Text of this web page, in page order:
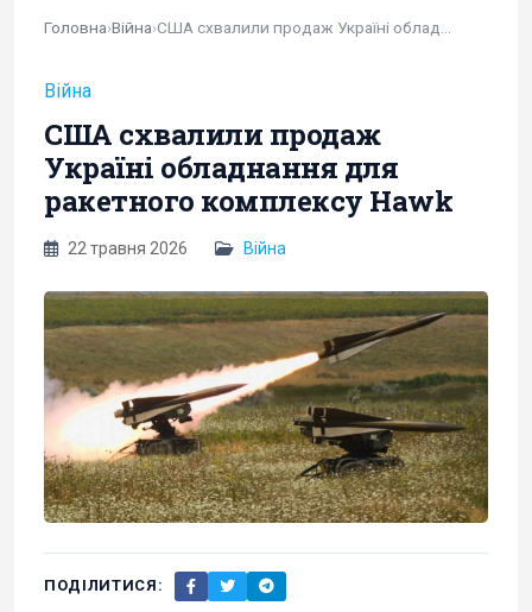
Головна›Війна›
Війна
США схвалили продаж
Україні обладнання для
ракетного комплексу Hawk
22 травня 2026 Війна
ПОДІЛИТИСЯ: